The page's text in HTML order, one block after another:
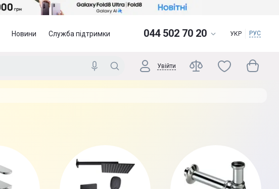
Новини Служба підтримки 044 502 70 20 УКР РУС
Увійти